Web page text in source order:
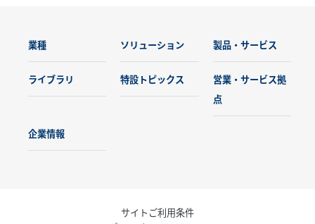
業種 ソリューション 製品・サービス
ライブラリ 特設トピックス
営業・サービス拠
点
企業情報
サイトご利用条件